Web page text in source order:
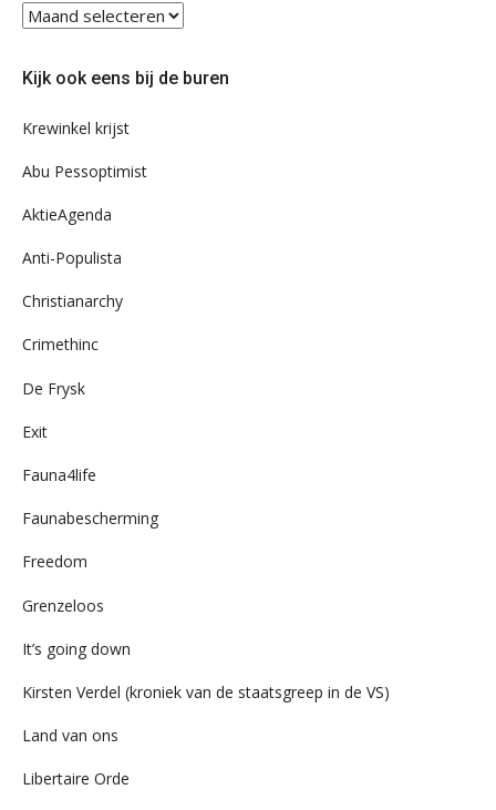
Blader
eens
ons
Kijk ook eens bij de buren
Krewinkel krijst
Abu Pessoptimist
AktieAgenda
Anti-Populista
Christianarchy
Crimethinc
De Frysk
Exit
Fauna4life
Faunabescherming
Freedom
Grenzeloos
It’s going down
Kirsten Verdel (kroniek van de staatsgreep in de VS)
Land van ons
Libertaire Orde